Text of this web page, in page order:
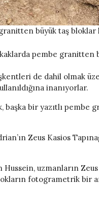
granitten büyük taş
pembe granitten
de dahil olmak
inanıyorlar.
bir yazıtlı pembe
Zeus Kasios
uzmanların Zeus
fotogrametrik bir